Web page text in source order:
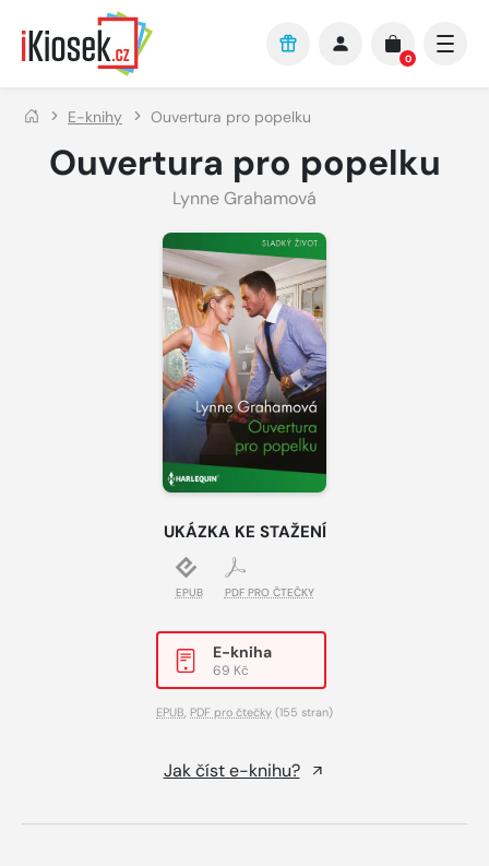
Přejít na hlavní obsah
0
E-knihy Ouvertura pro popelku
Ouvertura pro popelku
Lynne Grahamová
UKÁZKA KE STAŽENÍ
EPUB PDF PRO ČTEČKY
E-kniha
69 Kč
EPUB, PDF pro čtečky (155 stran)
Jak číst e-knihu?